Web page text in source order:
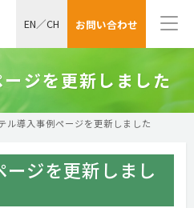
お問い合わせ
EN／CH
ジを更新しました
ル導入事例ページを更新しました
ジを更新しまし